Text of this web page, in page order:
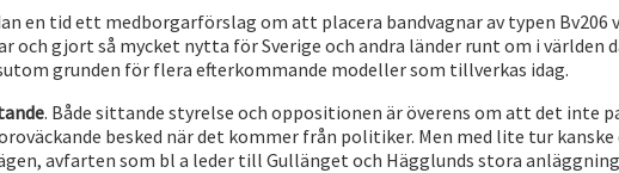
en tid ett medborgarförslag om att placera bandvagnar av typen
och gjort så mycket nytta för Sverige och andra länder runt om i
grunden för flera efterkommande modeller som tillverkas idag.
. Både sittande styrelse och oppositionen är överens om att det inte
besked när det kommer från politiker. Men med lite tur
avfarten som bl a leder till Gullänget och Hägglunds stora